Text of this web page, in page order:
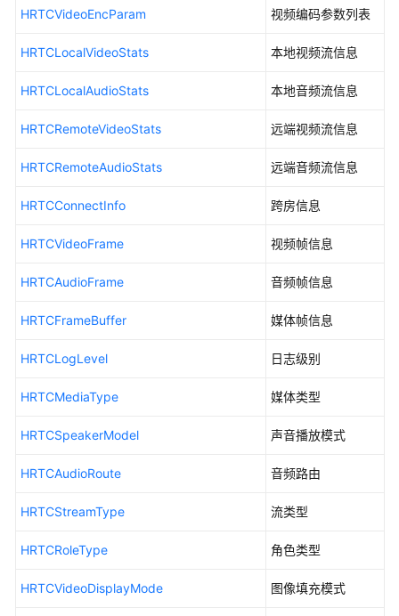
指
佳
践
API
考
客
端
参
前
读
SDK
述
隐
HRTCVideoEncParam 视频编码参数列表
HRTCLocalVideoStats 本地视频流信息
HRTCLocalAudioStats 本地音频流信息
HRTCRemoteVideoStats 远端视频流信息
HRTCRemoteAudioStats 远端音频流信息
HRTCConnectInfo 跨房信息
HRTCVideoFrame 视频帧信息
HRTCAudioFrame 音频帧信息
HRTCFrameBuffer 媒体帧信息
HRTCLogLevel 日志级别
HRTCMediaType 媒体类型
HRTCSpeakerModel 声音播放模式
HRTCAudioRoute 音频路由
HRTCStreamType 流类型
HRTCRoleType 角色类型
HRTCVideoDisplayMode 图像填充模式